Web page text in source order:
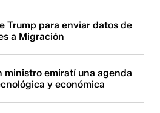
Trump para enviar datos de
a Migración
ministro emiratí una agenda
y económica